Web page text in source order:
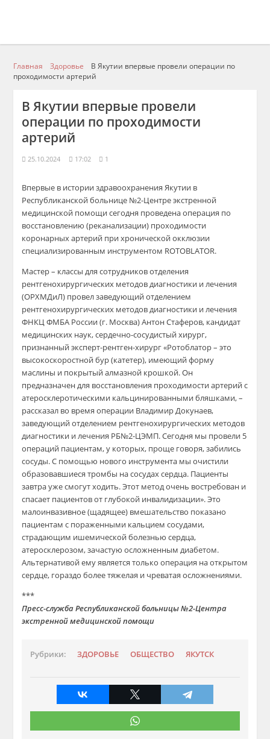
Главная Здоровье
В Якутии впервые провели операции по
проходимости артерий
В Якутии впервые провели
операции по проходимости
артерий
25.10.2024 17:02 1
Впервые в истории здравоохранения Якутии в
Республиканской больнице №2-Центре экстренной
медицинской помощи сегодня проведена операция по
восстановлению (реканализации) проходимости
коронарных артерий при хронической окклюзии
специализированным инструментом ROTOBLATOR.
Мастер – классы для сотрудников отделения
рентгенохирургических методов диагностики и лечения
(ОРХМДиЛ) провел заведующий отделением
рентгенохирургических методов диагностики и лечения
ФНКЦ ФМБА России (г. Москва) Антон Стаферов, кандидат
медицинских наук, сердечно-сосудистый хирург,
признанный эксперт-рентген-хирург «Ротоблатор – это
высокоскоростной бур (катетер), имеющий форму
маслины и покрытый алмазной крошкой. Он
предназначен для восстановления проходимости артерий с
атеросклеротическими кальцинированными бляшками, –
рассказал во время операции Владимир Докунаев,
заведующий отделением рентгенохирургических методов
диагностики и лечения РБ№2-ЦЭМП. Сегодня мы провели 5
операций пациентам, у которых, проще говоря, забились
сосуды. С помощью нового инструмента мы очистили
образовавшиеся тромбы на сосудах сердца. Пациенты
завтра уже смогут ходить. Этот метод очень востребован и
спасает пациентов от глубокой инвалидизации». Это
малоинвазивное (щадящее) вмешательство показано
пациентам с пораженными кальцием сосудами,
страдающим ишемической болезнью сердца,
атеросклерозом, зачастую осложненным диабетом.
Альтернативой ему является только операция на открытом
сердце, гораздо более тяжелая и чреватая осложнениями.
***
Пресс-служба Республиканской больницы №2-Центра
экстренной медицинской помощи
Рубрики: ЗДОРОВЬЕ ОБЩЕСТВО ЯКУТСК